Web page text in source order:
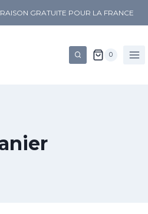
GRATUITE POUR LA FRANCE
0